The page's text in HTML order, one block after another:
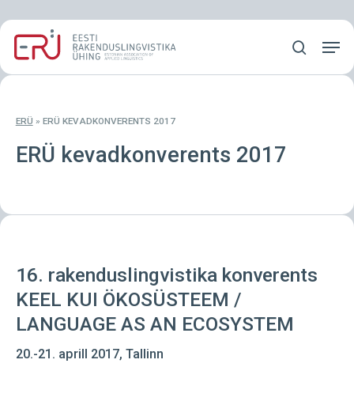
to
main
content
search
ERÜ » ERÜ KEVADKONVERENTS 2017
ERÜ kevadkonverents 2017
16. rakenduslingvistika konverents
KEEL KUI ÖKOSÜSTEEM /
LANGUAGE AS AN ECOSYSTEM
20.-21. aprill 2017, Tallinn